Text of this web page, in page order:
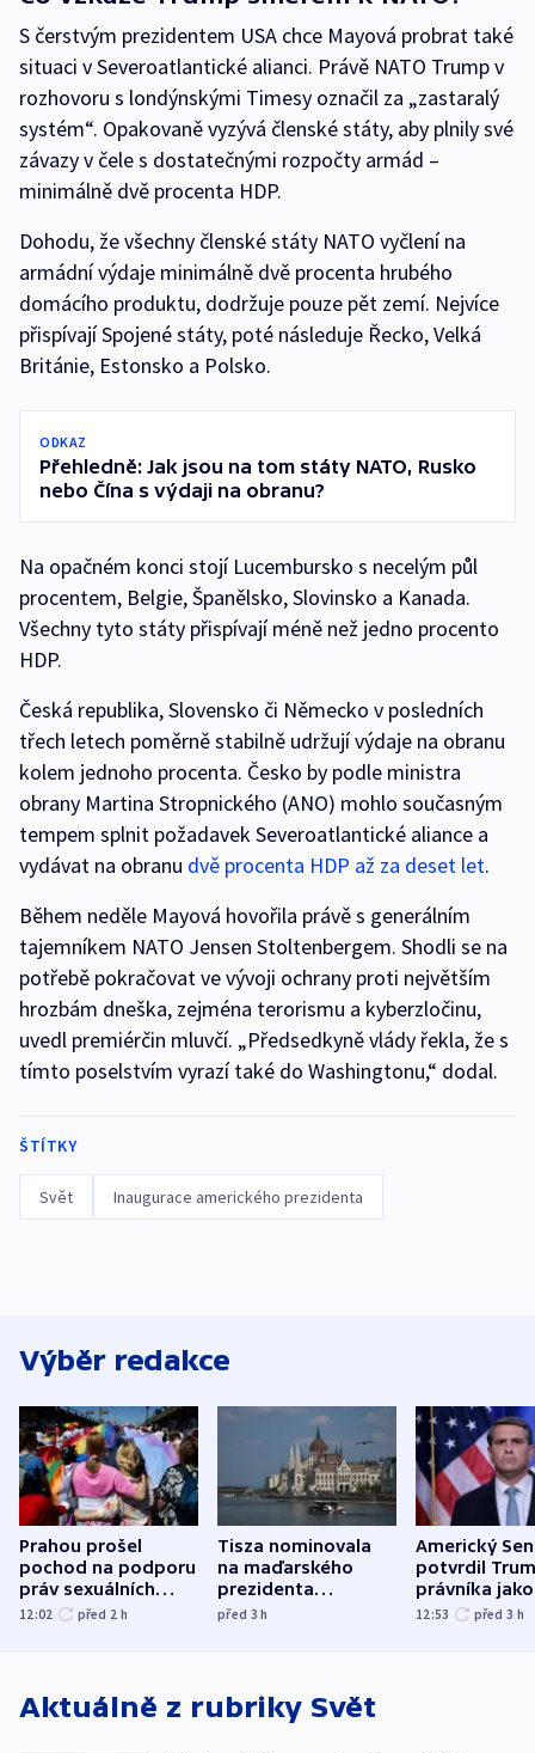
S čerstvým prezidentem USA chce Mayová probrat také
situaci v Severoatlantické alianci. Právě NATO Trump v
rozhovoru s londýnskými Timesy označil za „zastaralý
systém“. Opakovaně vyzývá členské státy, aby plnily své
závazy v čele s dostatečnými rozpočty armád –
minimálně dvě procenta HDP.
Dohodu, že všechny členské státy NATO vyčlení na
armádní výdaje minimálně dvě procenta hrubého
domácího produktu, dodržuje pouze pět zemí. Nejvíce
přispívají Spojené státy, poté následuje Řecko, Velká
Británie, Estonsko a Polsko.
ODKAZ
Přehledně: Jak jsou na tom státy NATO, Rusko
nebo Čína s výdaji na obranu?
Na opačném konci stojí Lucembursko s necelým půl
procentem, Belgie, Španělsko, Slovinsko a Kanada.
Všechny tyto státy přispívají méně než jedno procento
HDP.
Česká republika, Slovensko či Německo v posledních
třech letech poměrně stabilně udržují výdaje na obranu
kolem jednoho procenta. Česko by podle ministra
obrany Martina Stropnického (ANO) mohlo současným
tempem splnit požadavek Severoatlantické aliance a
vydávat na obranu dvě procenta HDP až za deset let.
Během neděle Mayová hovořila právě s generálním
tajemníkem NATO Jensen Stoltenbergem. Shodli se na
potřebě pokračovat ve vývoji ochrany proti největším
hrozbám dneška, zejména terorismu a kyberzločinu,
uvedl premiérčin mluvčí. „Předsedkyně vlády řekla, že s
tímto poselstvím vyrazí také do Washingtonu,“ dodal.
ŠTÍTKY
Svět Inaugurace amerického prezidenta
Výběr redakce
Prahou prošel
pochod na podporu
práv sexuálních
menšin
12:02 před 2 h
Tisza nominovala
na maďarského
prezidenta
bývalého šéfa
před 3h
Americký
potvrdil
právníka jako
ministra
12:53 před 3 h
Aktuálně z rubriky Svět